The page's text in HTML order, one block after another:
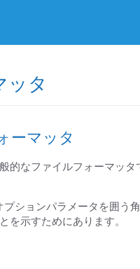
ッタ
ーマッタ
的なファイルフォーマッ
プションパラメータを囲う
を示すためにあります。